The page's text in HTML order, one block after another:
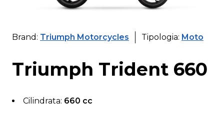
Brand: Triumph Motorcycles Tipologia: Moto
Triumph Trident 660
Cilindrata: 660 cc